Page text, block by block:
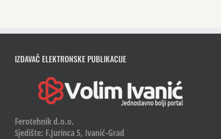
IZDAVAČ ELEKTRONSKE PUBLIKACIJE
Ferotehnik d.o.o.
Sjedište: F.Jurinca 5, Ivanić-Grad